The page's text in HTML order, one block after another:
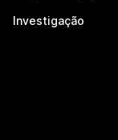
Investigação